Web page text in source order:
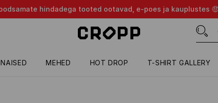
hindadega tooted ootavad, e-poes ja kauplustes 🤑
NAISED MEHED HOT DROP T-SHIRT GALLERY